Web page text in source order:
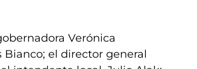
Verónica
Bianco; el director general